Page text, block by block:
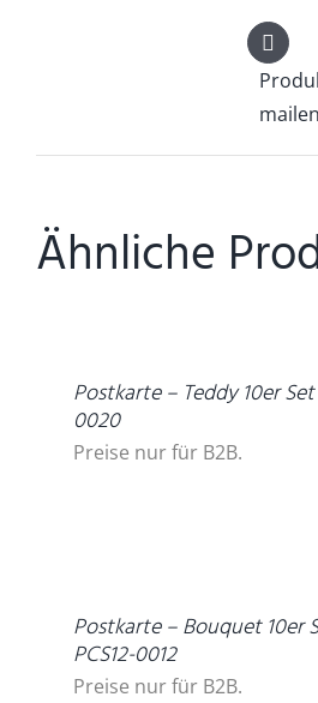
mailen
Ähnliche
Postkarte – Teddy 10er
0020
Preise nur für B2B.
Postkarte – Bouquet 10er
PCS12-0012
Preise nur für B2B.